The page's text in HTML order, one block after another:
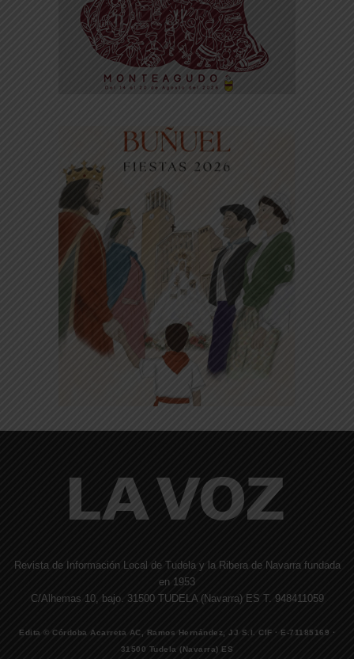
Revista de Información Local de Tudela y la Ribera de Navarra fundada
en 1953
C/Alhemas 10, bajo. 31500 TUDELA (Navarra) ES T. 948411059
Edita © Córdoba Acarreta AC, Ramos Hernández, JJ S.I. CIF · E-71185169 ·
31500 Tudela (Navarra) ES